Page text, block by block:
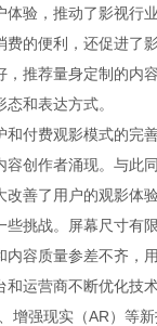
体验，推动了影视行
的便利，还促进了
推荐量身定制的内
和表达方式。
和付费观影模式的完
创作者涌现。与此
改善了用户的观影体
挑战。屏幕尺寸有
容质量参差不齐，
运营商不断优化技
增强现实（AR）等